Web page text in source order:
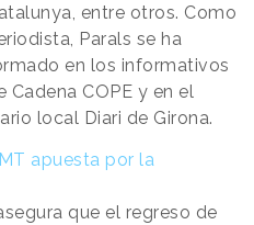
entre otros. Como
Parals se ha
en los informativos
Cadena COPE y en el
local Diari de Girona.
apuesta por la
que el regreso de